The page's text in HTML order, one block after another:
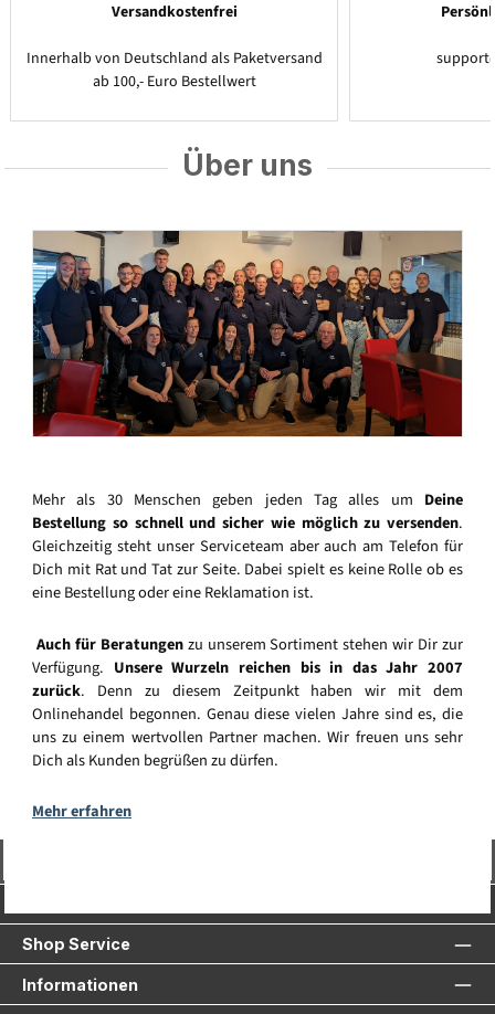
Versandkostenfrei
Innerhalb von Deutschland als Paketversand
ab 100,- Euro Bestellwert
Über uns
Mehr als 30 Menschen geben jeden Tag alles um Deine
Bestellung so schnell und sicher wie möglich zu versenden.
Gleichzeitig steht unser Serviceteam aber auch am Telefon für
Dich mit Rat und Tat zur Seite. Dabei spielt es keine Rolle ob es
eine Bestellung oder eine Reklamation ist.
Auch für Beratungenzu unserem Sortiment stehen wir Dir zur
Verfügung. Unsere Wurzeln reichen bis in das Jahr 2007
zurück. Denn zu diesem Zeitpunkt haben wir mit dem
Onlinehandel begonnen. Genau diese vielen Jahre sind es, die
uns zu einem wertvollen Partner machen. Wir freuen uns sehr
Dich als Kunden begrüßen zu dürfen.
Mehr erfahren
Shop Service
Informationen